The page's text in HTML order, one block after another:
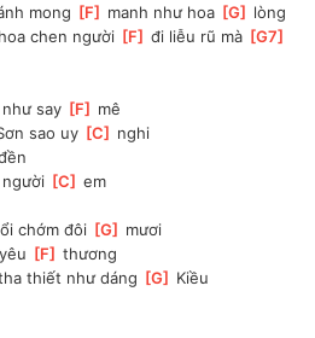
mong [F manh như hoa [G
lòng
chen người [F ] đi liễu rũ mà [G7
say [F
mê
sao uy [C
nghi
[C ] em
chớm đôi [G
mươi
[F ] thương
thiết như dáng [G
Kiều